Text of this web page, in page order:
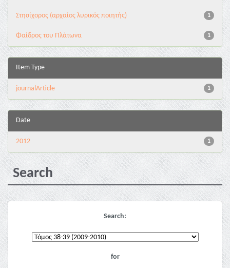
1
Στησίχορος (αρχαίος λυρικός ποιητής)
1
Φαίδρος του Πλάτωνα
Item Type
1
journalArticle
Date
1
2012
Search
Search:
for